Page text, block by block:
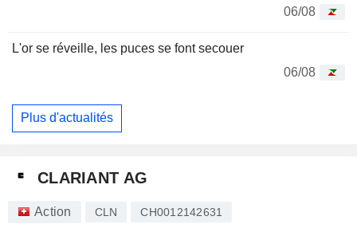
06/08
L'or se réveille, les puces se font secouer
06/08
Plus d'actualités
CLARIANT AG
Action CLN CH0012142631